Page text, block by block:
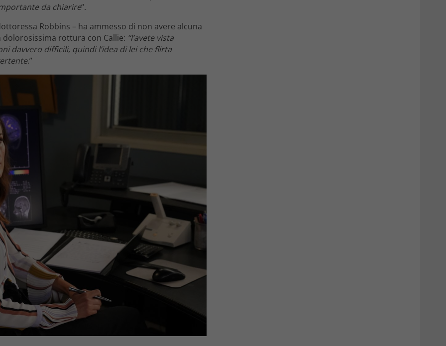
da chiarire“.
Robbins – ha ammesso di non avere alcuna
rottura con Callie: “l’avete vista
davvero difficili, quindi l’idea di lei che flirta
.”